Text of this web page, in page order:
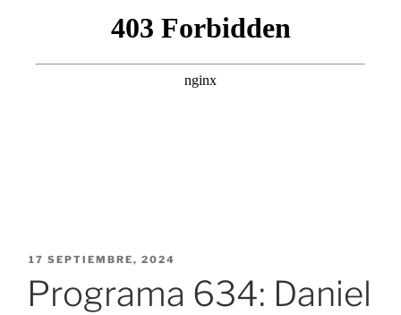
PUBLICADO
17 SEPTIEMBRE, 2024
Programa 634: Daniel